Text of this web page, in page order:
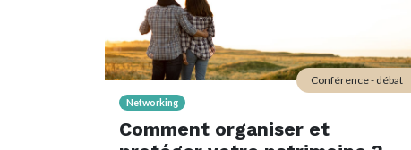
Networking
Comment organiser et
Conférence - débat